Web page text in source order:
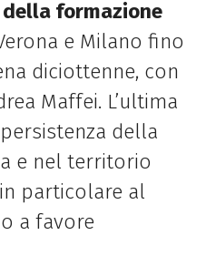
formazione
e Milano fino
diciottenne, con
Maffei. L’ultima
della
e nel territorio
particolare al
a favore